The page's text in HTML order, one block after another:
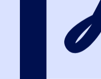
требования к
если они не содержат
выходят за разумные
требует доказательств, что